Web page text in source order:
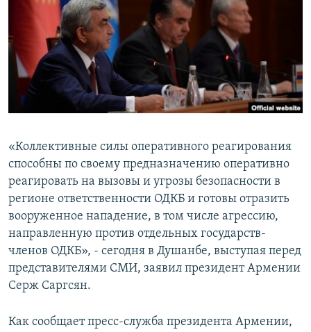
СПОРТ
Հայերեն
English
Все сайты Радио Азатутюн
«Коллективные силы оперативного реагирования
способны по своему предназначению оперативно
реагировать на вызовы и угрозы безопасности в
регионе ответственности ОДКБ и готовы отразить
вооруженное нападение, в том числе агрессию,
направленную против отдельных государств-
членов ОДКБ», - сегодня в Душанбе, выступая перед
представителями СМИ, заявил президент Армении
Серж Саргсян.
Как сообщает пресс-служба президента Армении,